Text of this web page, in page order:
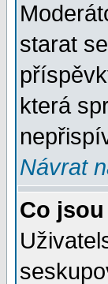
starat
která
Návrat
Co